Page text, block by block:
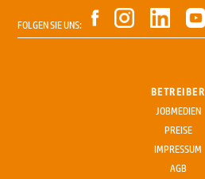
FOLGEN SIE UNS:
BETREIBER
JOBMEDIEN
PREISE
IMPRESSUM
AGB